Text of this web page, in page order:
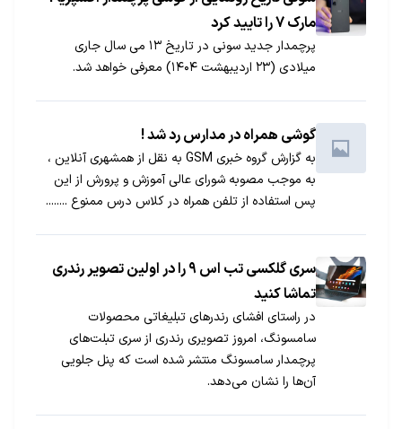
مارک 7 را تایید کرد
پرچمدار جدید سونی در تاریخ ۱۳ می سال جاری
میلادی (۲۳ اردیبهشت ۱۴۰۴) معرفی خواهد شد.
گوشی همراه در مدارس رد شد !
به گزارش گروه خبری GSM به نقل از همشهری آنلاین ،
به موجب مصوبه شورای عالی آموزش و پرورش از این
پس استفاده از تلفن همراه در کلاس درس ممنوع ........
سری گلکسی تب اس ۹ را در اولین تصویر رندری
تماشا کنید
در راستای افشای رندرهای تبلیغاتی محصولات
سامسونگ، امروز تصویری رندری از سری تبلت‌های
پرچمدار سامسونگ منتشر شده است که پنل جلویی
آن‌ها را نشان می‌دهد.